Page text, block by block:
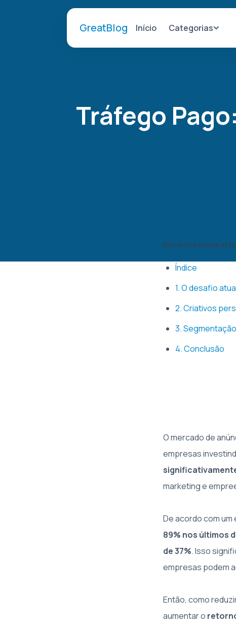
GreatBlog Início Categorias
Tráfego
Encontre neste
Índice
1. O desafio
2. Criativos
3.
4. Conclusão
O mercado de
empresas
marketing e
De acordo com um
89% nos últimos
de 37%. Isso
empresas podem
Então, como
aumentar o